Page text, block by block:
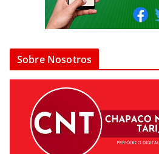
Sobre Nosotros